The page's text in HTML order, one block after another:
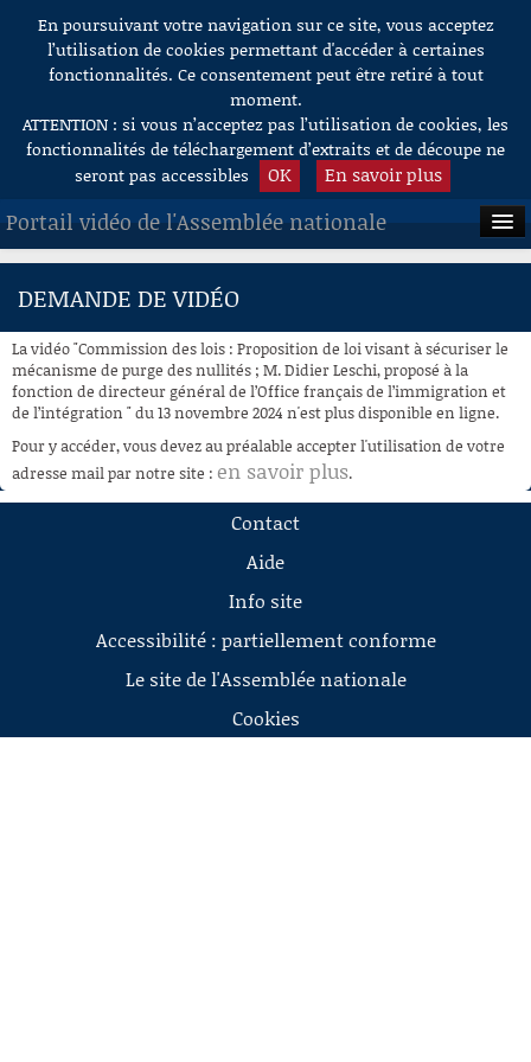
Aller au contenu
En poursuivant votre navigation sur ce site, vous acceptez
l’utilisation de cookies permettant d'accéder à certaines
fonctionnalités. Ce consentement peut être retiré à tout
moment.
ATTENTION : si vous n’acceptez pas l’utilisation de cookies, les
fonctionnalités de téléchargement d’extraits et de découpe ne
seront pas accessibles
OK En savoir plus
Portail vidéo de l'Assemblée nationale
ACCUEIL
À LA DEMANDE
RECHERCHE
AIDE À LA DÉCOUPE
DE VIDÉOS
DEMANDE DE VIDÉO
La vidéo "Commission des lois : Proposition de loi visant à sécuriser le
mécanisme de purge des nullités ; M. Didier Leschi, proposé à la
fonction de directeur général de l’Office français de l’immigration et
de l’intégration " du 13 novembre 2024 n'est plus disponible en ligne.
Pour y accéder, vous devez au préalable accepter l'utilisation de votre
adresse mail par notre site : en savoir plus.
Contact
Aide
Info site
Accessibilité : partiellement conforme
Le site de l'Assemblée nationale
Cookies